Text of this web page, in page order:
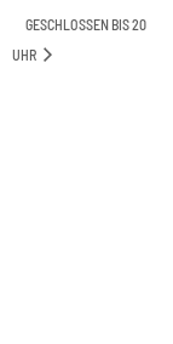
GESCHLOSSEN BIS 20
UHR